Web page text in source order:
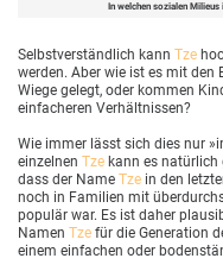
In welchen sozialen
Selbstverständlich kann Tze
werden. Aber wie ist es mit den
Wiege gelegt, oder kommen
einfacheren Verhältnissen?
Wie immer lässt sich dies nur
einzelnen Tze kann es natürlich
dass der Name Tze in den
noch in Familien mit
populär war. Es ist daher
Namen Tze für die Generation
einem einfachen oder